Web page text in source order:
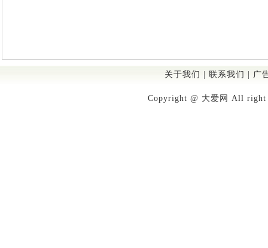
关于我们 联系我们 广
Copyright @ 大爱网 All right